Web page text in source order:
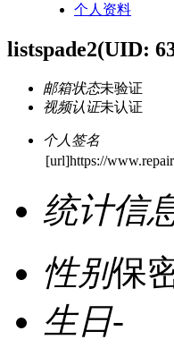
个人资料
listspade2(UID:
邮箱状态未验证
视频认证未认证
个人签名
[url]https://
统计信
性别保
生日-